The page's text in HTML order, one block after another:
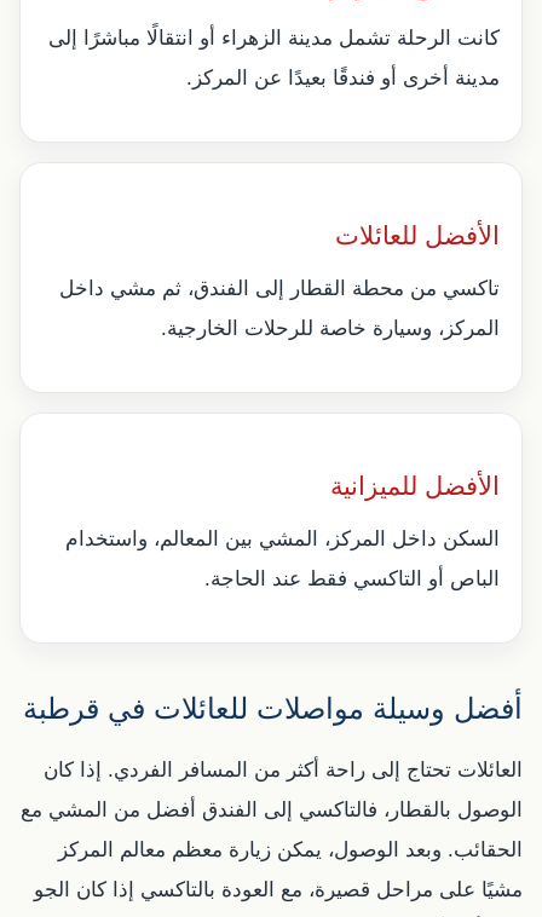
كانت الرحلة تشمل مدينة الزهراء أو انتقالًا مباشرًا إلى
مدينة أخرى أو فندقًا بعيدًا عن المركز.
الأفضل للعائلات
تاكسي من محطة القطار إلى الفندق، ثم مشي داخل
المركز، وسيارة خاصة للرحلات الخارجية.
الأفضل للميزانية
السكن داخل المركز، المشي بين المعالم، واستخدام
الباص أو التاكسي فقط عند الحاجة.
أفضل وسيلة مواصلات للعائلات في قرطبة
العائلات تحتاج إلى راحة أكثر من المسافر الفردي. إذا كان
الوصول بالقطار، فالتاكسي إلى الفندق أفضل من المشي مع
الحقائب. وبعد الوصول، يمكن زيارة معظم معالم المركز
مشيًا على مراحل قصيرة، مع العودة بالتاكسي إذا كان الجو